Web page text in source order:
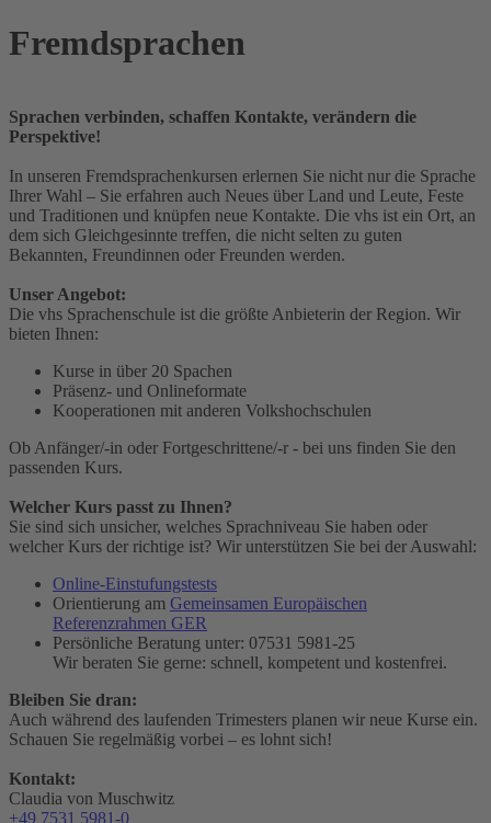
Fremdsprachen
Sprachen verbinden, schaffen Kontakte, verändern die
Perspektive!
In unseren Fremdsprachenkursen erlernen Sie nicht nur die Sprache
Ihrer Wahl – Sie erfahren auch Neues über Land und Leute, Feste
und Traditionen und knüpfen neue Kontakte. Die vhs ist ein Ort, an
dem sich Gleichgesinnte treffen, die nicht selten zu guten
Bekannten, Freundinnen oder Freunden werden.
Unser Angebot:
Die vhs Sprachenschule ist die größte Anbieterin der Region. Wir
bieten Ihnen:
Kurse in über 20 Spachen
Präsenz- und Onlineformate
Kooperationen mit anderen Volkshochschulen
Ob Anfänger/-in oder Fortgeschrittene/-r - bei uns finden Sie den
passenden Kurs.
Welcher Kurs passt zu Ihnen?
Sie sind sich unsicher, welches Sprachniveau Sie haben oder
welcher Kurs der richtige ist? Wir unterstützen Sie bei der Auswahl:
Online-Einstufungstests
Orientierung am Gemeinsamen Europäischen
Referenzrahmen GER
Persönliche Beratung unter: 07531 5981-25
Wir beraten Sie gerne: schnell, kompetent und kostenfrei.
Bleiben Sie dran:
Auch während des laufenden Trimesters planen wir neue Kurse ein.
Schauen Sie regelmäßig vorbei – es lohnt sich!
Kontakt:
Claudia von Muschwitz
+49 7531 5981-0